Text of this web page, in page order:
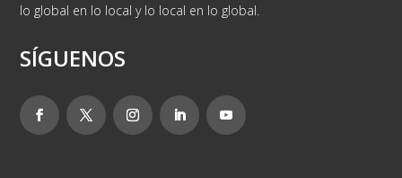
lo global en lo local y lo local en lo global.
SÍGUENOS